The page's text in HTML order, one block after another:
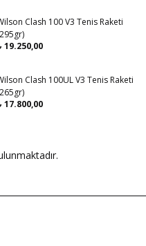
Clash 100 V3 Tenis Raketi
19.250,00
Clash 100UL V3 Tenis Raketi
17.800,00